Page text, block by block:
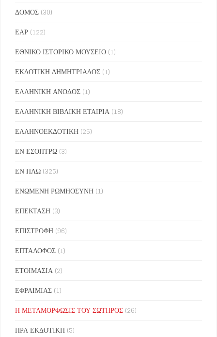
ΔΟΜΟΣ (30)
ΕΑΡ (122)
ΕΘΝΙΚΟ ΙΣΤΟΡΙΚΟ ΜΟΥΣΕΙΟ (1)
ΕΚΔΟΤΙΚΗ ΔΗΜΗΤΡΙΑΔΟΣ (1)
ΕΛΛΗΝΙΚΗ ΑΝΟΔΟΣ (1)
ΕΛΛΗΝΙΚΗ ΒΙΒΛΙΚΗ ΕΤΑΙΡΙΑ (18)
ΕΛΛΗΝΟΕΚΔΟΤΙΚΗ (25)
ΕΝ ΕΣΟΠΤΡΩ (3)
ΕΝ ΠΛΩ (325)
ΕΝΩΜΕΝΗ ΡΩΜΗΟΣΥΝΗ (1)
ΕΠΕΚΤΑΣΗ (3)
ΕΠΙΣΤΡΟΦΗ (96)
ΕΠΤΑΛΟΦΟΣ (1)
ΕΤΟΙΜΑΣΙΑ (2)
ΕΦΡΑΙΜΙΑΣ (1)
Η ΜΕΤΑΜΟΡΦΩΣΙΣ ΤΟΥ ΣΩΤΗΡΟΣ (26)
ΗΡΑ ΕΚΔΟΤΙΚΗ (5)